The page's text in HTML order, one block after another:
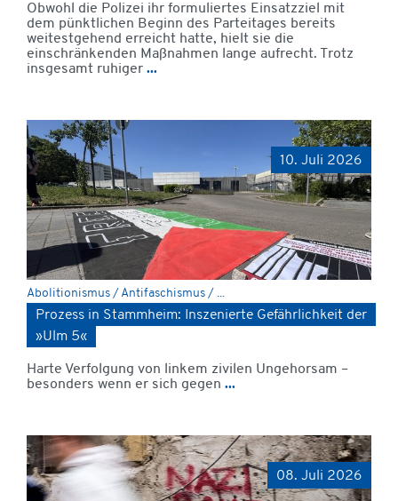
Obwohl die Polizei ihr formuliertes Einsatzziel mit
dem pünktlichen Beginn des Parteitages bereits
weitestgehend erreicht hatte, hielt sie die
einschränkenden Maßnahmen lange aufrecht. Trotz
insgesamt ruhiger ...
10. Juli 2026
Abolitionismus / Antifaschismus / ...
Prozess in Stammheim: Inszenierte Gefährlichkeit der
»Ulm 5«
Harte Verfolgung von linkem zivilen Ungehorsam –
besonders wenn er sich gegen ...
08. Juli 2026